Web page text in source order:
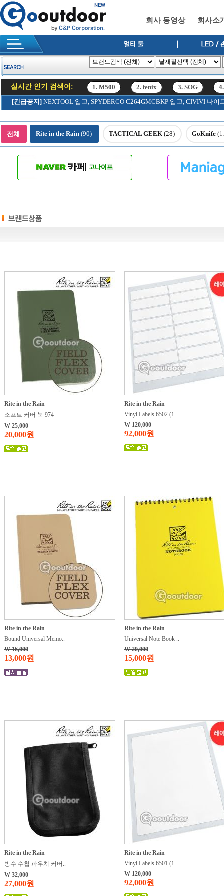
회사 동영상 회사소
실시간 인기 검색어: 1. M500 2. fenix 3. SOG
12. SRK
1. M500 2. fenix 3. SOG
[긴급공지] NEXTOOL 입고, SPYDERCO C264GMCBKP 입고, CIVIVI 나
전체 Rite in the Rain (90) TACTICAL GEEK (28) GoKnife
Rite in the Rain
소프트 커버 북 974
W 25,000
20,000원
Rite in the Rain
Vinyl Labels 6502 (1..
W 120,000
92,000원
Rite in the Rain
Bound Universal Memo..
W 16,000
13,000원
Rite in the Rain
Universal Note Book ..
W 20,000
15,000원
Rite in the Rain
방수 수첩 파우치 커버..
W 32,000
27,000원
Rite in the Rain
Vinyl Labels 6501 (1..
W 120,000
92,000원